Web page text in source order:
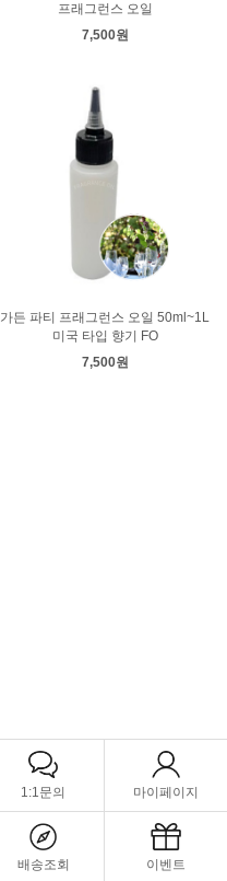
프래그런스 오일
7,500원
가든 파티 프래그런스 오일 50ml~1L
미국 타입 향기 FO
7,500원
1:1문의 마이페이지
배송조회 이벤트